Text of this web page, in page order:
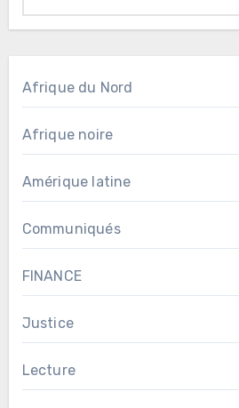
Afrique du Nord
Afrique noire
Amérique latine
Communiqués
FINANCE
Justice
Lecture